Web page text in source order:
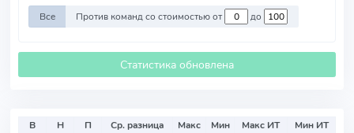
Все Против команд со стоимостью от до
Статистика обновлена
В Н П Ср. разница Макс Мин Макс ИТ
Мин ИТ